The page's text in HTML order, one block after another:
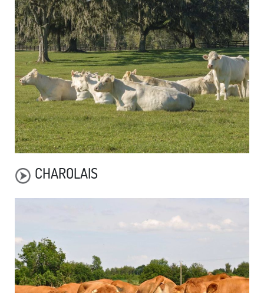
CHAROLAIS